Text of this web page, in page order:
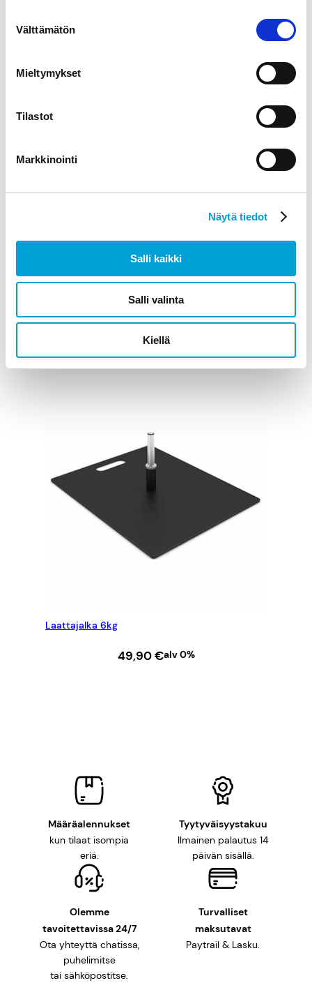
valinta
Välttämätön
Mieltymykset
Tilastot
Markkinointi
Näytä tiedot
Salli kaikki
Salli valinta
Kiellä
29,50
LISÄÄ OSTOSKORIIN
Laattajalka 6kg
49,90€alv 0%
Määräalennukset
kun tilaat isompia
eriä.
Tyytyväisyystakuu
Ilmainen palautus 14
päivän sisällä.
Olemme
tavoitettavissa 24/7
Ota yhteyttä chatissa,
puhelimitse
tai sähköpostitse.
Turvalliset
maksutavat
Paytrail & Lasku.